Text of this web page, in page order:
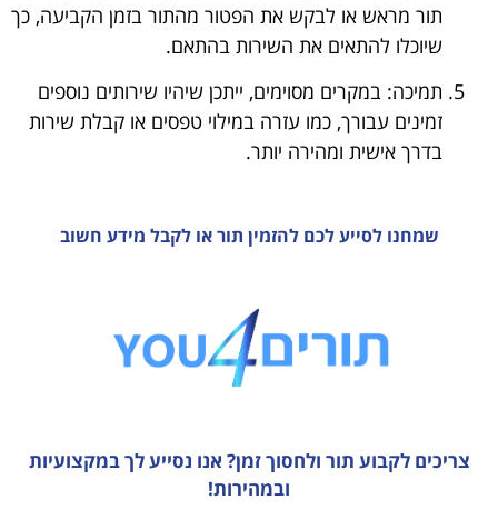
תור מראש או לבקש את הפטור מהתור בזמן הקביעה, כך
שיוכלו להתאים את השירות בהתאם.
תמיכה: במקרים מסוימים, ייתכן שיהיו שירותים נוספים
זמינים עבורך, כמו עזרה במילוי טפסים או קבלת שירות
בדרך אישית ומהירה יותר.
שמחנו לסייע לכם להזמין תור או לקבל מידע חשוב
צריכים לקבוע תור ולחסוך זמן? אנו נסייע לך במקצועיות
ובמהירות!